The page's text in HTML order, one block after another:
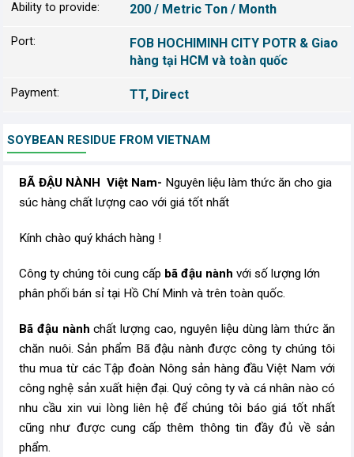
Ability to provide: 200 / Metric Ton / Month
Port:
FOB HOCHIMINH CITY POTR & Giao
hàng tại HCM và toàn quốc
Payment: TT, Direct
SOYBEAN RESIDUE FROM VIETNAM
BÃ ĐẬU NÀNH Việt Nam- Nguyên liệu làm thức ăn cho gia
súc hàng chất lượng cao với giá tốt nhất
Kính chào quý khách hàng !
Công ty chúng tôi cung cấp bã đậu nành với số lượng lớn
phân phối bán sỉ tại Hồ Chí Minh và trên toàn quốc.
Bã đậu nànhchất lượng cao, nguyên liệu dùng làm thức ăn
chăn nuôi. Sản phẩm Bã đậu nành được công ty chúng tôi
thu mua từ các Tập đoàn Nông sản hàng đầu Việt Nam với
công nghệ sản xuất hiện đại. Quý công ty và cá nhân nào có
nhu cầu xin vui lòng liên hệ để chúng tôi báo giá tốt nhất
cũng như được cung cấp thêm thông tin đầy đủ về sản
phẩm.